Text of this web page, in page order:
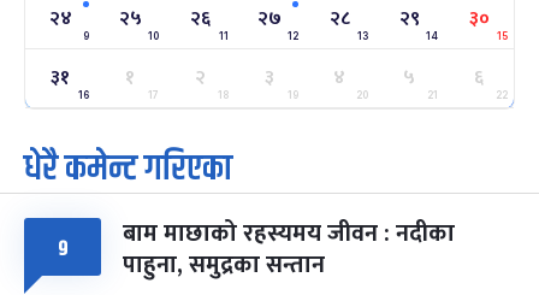
सोम फाल्गुन २४, २०८३- Mar 8, 2027
२५
मंगल
ग्याल्पो ल्होसार
फाल्गुन २५, २०८३ Mar 9, 2027
७ महिना बाँकी
७
आइत
पूर्णिमा व्रत
चैत्र ७, २०८३-Mar 21, 2027
८ फागुपूर्णिमा
चैत्र ८, २०८३-Mar 22, 2027
७ महिना बाँकी
२४
9
२५
10
२६
11
२७
12
२८
13
२९
14
३०
15
३१
16
१
17
२
18
३
19
४
20
५
21
६
22
धेरै कमेन्ट गरिएका
९ बाम माछाको रहस्यमय जीवन : नदीका
पाहुना, समुद्रका सन्तान